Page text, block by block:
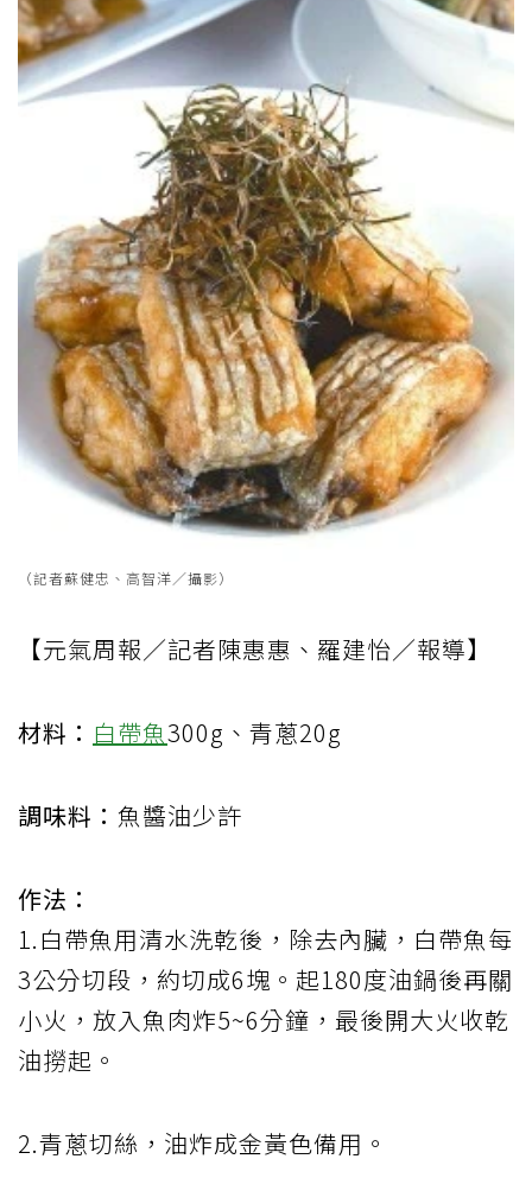
（記者蘇健忠、高智洋／攝影）
【元氣周報／記者陳惠惠、羅建怡／報導】
材料： 白帶魚300g、青蔥20g
調味料： 魚醬油少許
作法：
1.白帶魚用清水洗乾後，除去內臟，白帶魚每
3公分切段，約切成6塊。起180度油鍋後再關
小火，放入魚肉炸5~6分鐘，最後開大火收乾
油撈起。
2.青蔥切絲，油炸成金黃色備用。